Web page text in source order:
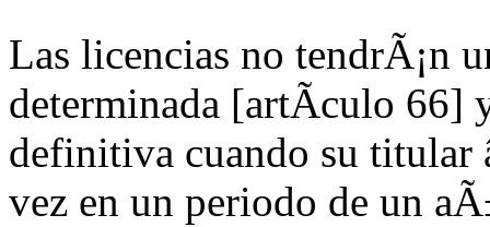
Las licencias no tendrÃ¡n
determinada [artÃ­culo 66]
definitiva cuando su titular
vez en un periodo de un